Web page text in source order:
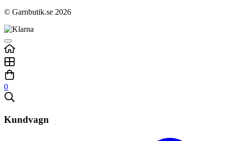
© Garnbutik.se 2026
0
Kundvagn